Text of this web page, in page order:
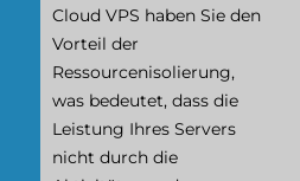
Cloud VPS haben Sie den
Vorteil der
Ressourcenisolierung,
was bedeutet, dass die
Leistung Ihres Servers
nicht durch die